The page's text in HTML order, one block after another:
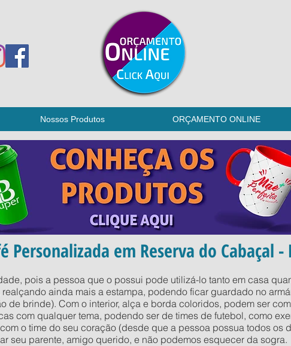
Nossos Produtos ORÇAMENTO ONLINE
Personalizada em Reserva do Cabaçal
pois a pessoa que o possui pode utilizá-lo tanto em casa
ainda mais a estampa, podendo ficar guardado no
de brinde). Com o interior, alça e borda coloridos, podem ser
com qualquer tema, podendo ser de times de futebol, como
o time do seu coração (desde que a pessoa possua todos os
seu parente, amigo querido, e não podemos esquecer da sogra.